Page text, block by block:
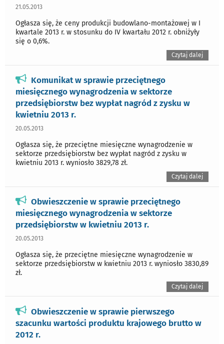
21.05.2013
Ogłasza się, że ceny produkcji budowlano-montażowej w I
kwartale 2013 r. w stosunku do IV kwartału 2012 r. obniżyły
się o 0,6%.
Czytaj dalej
Komunikat w sprawie przeciętnego
miesięcznego wynagrodzenia w sektorze
przedsiębiorstw bez wypłat nagród z zysku w
kwietniu 2013 r.
20.05.2013
Ogłasza się, że przeciętne miesięczne wynagrodzenie w
sektorze przedsiębiorstw bez wypłat nagród z zysku w
kwietniu 2013 r. wyniosło 3829,78 zł.
Czytaj dalej
Obwieszczenie w sprawie przeciętnego
miesięcznego wynagrodzenia w sektorze
przedsiębiorstw w kwietniu 2013 r.
20.05.2013
Ogłasza się, że przeciętne miesięczne wynagrodzenie w
sektorze przedsiębiorstw w kwietniu 2013 r. wyniosło 3830,89
zł.
Czytaj dalej
Obwieszczenie w sprawie pierwszego
szacunku wartości produktu krajowego brutto w
2012 r.